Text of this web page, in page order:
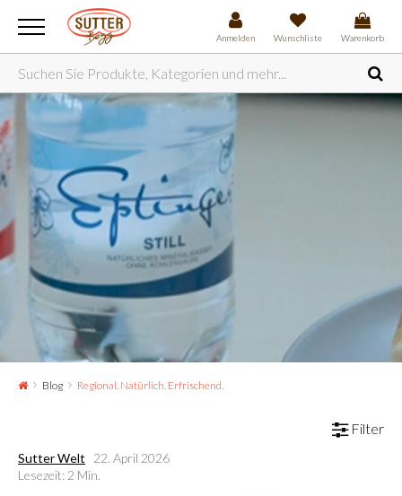
Anmelden Wunschliste Warenkorb
Blog Regional. Natürlich. Erfrischend.
Filter
Sutter Welt
22. April 2026
Lesezeit: 2 Min.